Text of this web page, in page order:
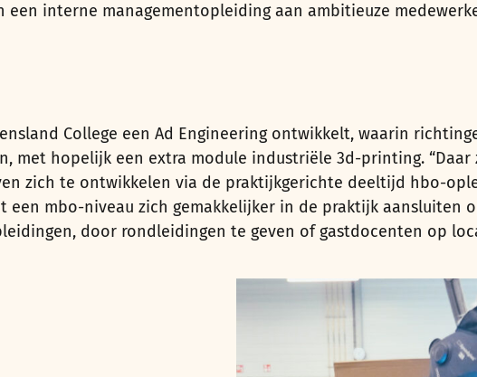
een interne managementopleiding aan ambitieuze
College een Ad Engineering ontwikkelt, waarin
met hopelijk een extra module industriële 3d-printing.
zich te ontwikkelen via de praktijkgerichte deeltijd hbo-
mbo-niveau zich gemakkelijker in de praktijk aansluiten
door rondleidingen te geven of gastdocenten op